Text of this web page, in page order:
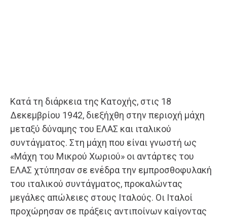
Κατά τη διάρκεια της Κατοχής, στις 18
Δεκεμβρίου 1942, διεξήχθη στην περιοχή μάχη
μεταξύ δύναμης του ΕΛΑΣ και ιταλικού
συντάγματος. Στη μάχη που είναι γνωστή ως
«Μάχη του Μικρού Χωριού» οι αντάρτες του
ΕΛΑΣ χτύπησαν σε ενέδρα την εμπροσθοφυλακή
του ιταλικού συντάγματος, προκαλώντας
μεγάλες απώλειες στους Ιταλούς. Οι Ιταλοί
προχώρησαν σε πράξεις αντιποίνων καίγοντας